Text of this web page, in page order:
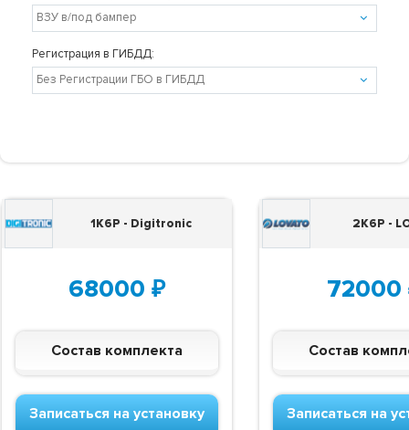
Регистрация в ГИБДД:
1K6P - Digitronic
68000 ₽
Состав комплекта
Записаться на установку
2K6P -
72000
Состав
Записаться на